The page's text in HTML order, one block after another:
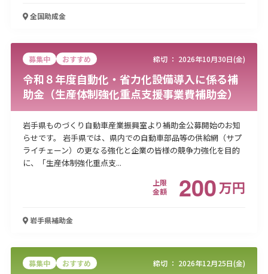
全国助成金
募集中 おすすめ 締切 ： 2026年10月30日(金)
令和８年度自動化・省力化設備導入に係る補
助金（生産体制強化重点支援事業費補助金）
岩手県ものづくり自動車産業振興室より補助金公募開始のお知
らせです。 岩手県では、県内での自動車部品等の供給網（サプ
ライチェーン）の更なる強化と企業の皆様の競争力強化を目的
に、「生産体制強化重点支...
上限
金額
200万円
岩手県補助金
募集中 おすすめ 締切 ： 2026年12月25日(金)